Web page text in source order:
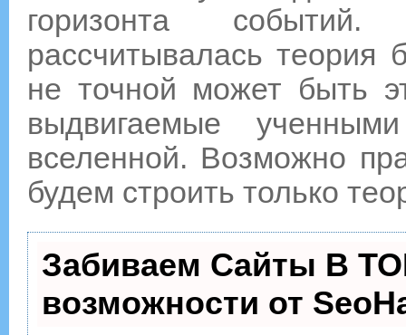
горизонта
рассчитывалась теория
не точной может быть
выдвигаемые
вселенной. Возможно
будем строить только
Забиваем Сайты В
возможности от